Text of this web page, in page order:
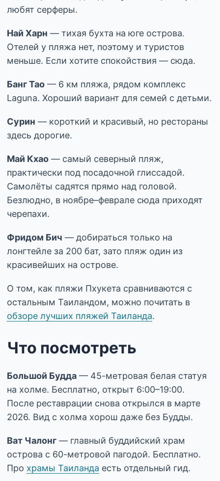
любят серферы.
Най Харн — тихая бухта на юге острова.
Отелей у пляжа нет, поэтому и туристов
меньше. Если хотите спокойствия — сюда.
Банг Тао — 6 км пляжа, рядом комплекс
Laguna. Хороший вариант для семей с детьми.
Сурин — короткий и красивый, но рестораны
здесь дорогие.
Май Кхао — самый северный пляж,
практически под посадочной глиссадой.
Самолёты садятся прямо над головой.
Безлюдно, в ноябре–феврале сюда приходят
черепахи.
Фридом Бич — добираться только на
лонгтейле за 200 бат, зато пляж один из
красивейших на острове.
О том, как пляжи Пхукета сравниваются с
остальным Таиландом, можно почитать в
обзоре лучших пляжей Таиланда.
Что посмотреть
Большой Будда — 45-метровая белая статуя
на холме. Бесплатно, открыт 6:00–19:00.
После реставрации снова открылся в марте
2026. Вид с холма хорош даже без Будды.
Ват Чалонг — главный буддийский храм
острова с 60-метровой пагодой. Бесплатно.
Про храмы Таиланда есть отдельный гид.